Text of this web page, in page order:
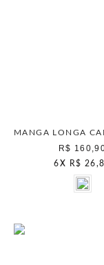
R$
6X R$